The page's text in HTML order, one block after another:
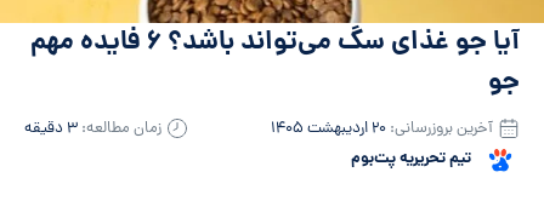
آیا جو غذای سگ می‌تواند باشد؟ ۶ فایده مهم
جو
تیم تحریریه پت‌بوم
آخرین بروزرسانی: ۲۰ اردیبهشت ۱۴۰۵ زمان مطالعه: ۳ دقیقه